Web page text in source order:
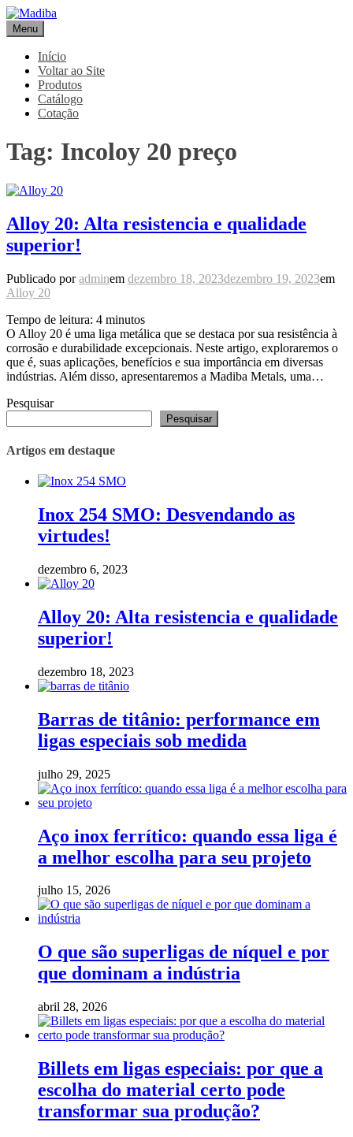
Pular
para
o
conteúdo
Madiba
Líder de Importação e Distribuição de Ligas Especiais
Menu
Início
Voltar ao Site
Produtos
Catálogo
Cotação
Tag: Incoloy 20 preço
Alloy 20: Alta resistencia e qualidade
superior!
Publicado poradminem dezembro 18, 2023dezembro 19, 2023em
Alloy 20
Tempo de leitura: 4 minutos
O Alloy 20 é uma liga metálica que se destaca por sua resistência à
corrosão e durabilidade excepcionais. Neste artigo, exploraremos o
que é, suas aplicações, benefícios e sua importância em diversas
indústrias. Além disso, apresentaremos a Madiba Metals, uma…
Pesquisar
Pesquisar
Artigos em destaque
Inox 254 SMO: Desvendando as
virtudes!
dezembro 6, 2023
Alloy 20: Alta resistencia e qualidade
superior!
dezembro 18, 2023
Barras de titânio: performance em
ligas especiais sob medida
julho 29, 2025
Aço inox ferrítico: quando essa liga é
a melhor escolha para seu projeto
julho 15, 2026
O que são superligas de níquel e por
que dominam a indústria
abril 28, 2026
Billets em ligas especiais: por que a
escolha do material certo pode
transformar sua produção?